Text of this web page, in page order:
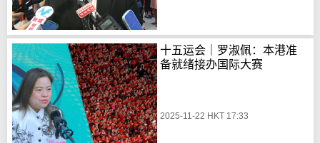
十五运会｜罗淑佩：本港准
备就绪接办国际大赛
2025-11-22 HKT 17:33